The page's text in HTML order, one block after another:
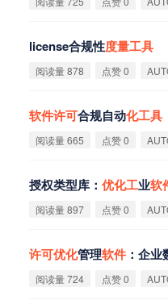
license合规性度量工具
阅读量 878 点赞 0
软件许可合规自动化工具
阅读量 665 点赞 0
授权类型库： 优化工业软
阅读量 897 点赞 0
许可优化管理软件 ：企业
阅读量 724 点赞 0